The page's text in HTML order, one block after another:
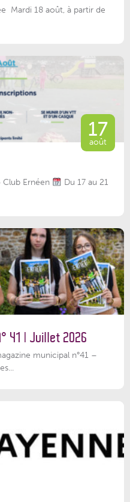
Mardi 18 août, à partir de
17
août
Ernéen
Du 17 au 21
41 | Juillet 2026
municipal n°41 –